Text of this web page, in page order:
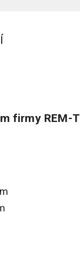
firmy REM-